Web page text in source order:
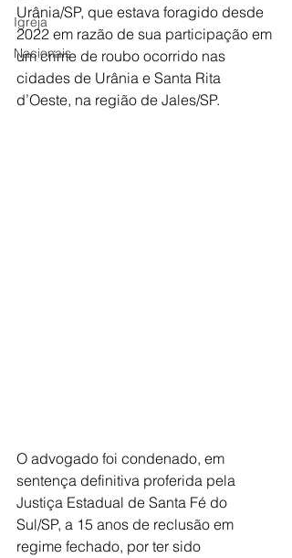
Igreja
Nacionais
Urânia/SP, que estava foragido desde
2022 em razão de sua participação em
um crime de roubo ocorrido nas
cidades de Urânia e Santa Rita
d’Oeste, na região de Jales/SP.
O advogado foi condenado, em
sentença definitiva proferida pela
Justiça Estadual de Santa Fé do
Sul/SP, a 15 anos de reclusão em
regime fechado, por ter sido